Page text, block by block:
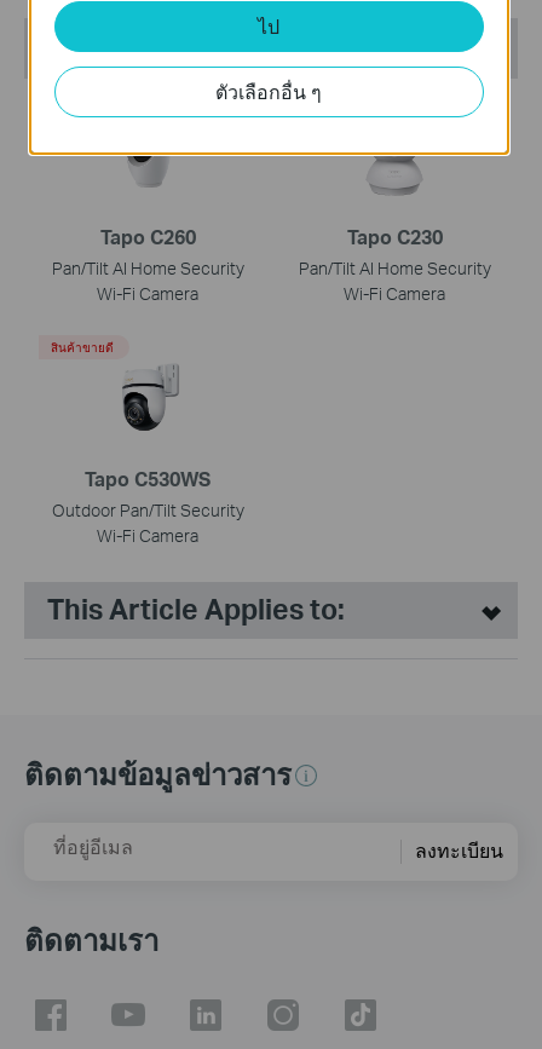
ผลิตภัณฑ์ที่เราแนะนำ
Tapo C260
Pan/Tilt AI Home Security
Wi-Fi Camera
สินค้าขายดี
Tapo C230
Pan/Tilt AI Home Security
Wi-Fi Camera
สินค้าขายดี
Tapo C530WS
Outdoor Pan/Tilt Security
Wi-Fi Camera
สินค้าขายดี
This Article Applies to:
ติดตามข้อมูลข่าวสาร
ที่อยู่อีเมล ลงทะเบียน
ติดตามเรา
ไป
ตัวเลือกอื่น ๆ